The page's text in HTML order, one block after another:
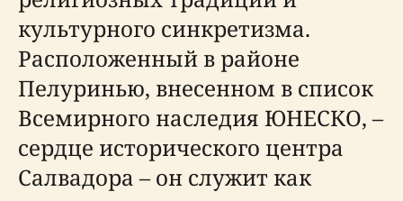
культурного синкретизма.
Расположенный в районе
Пелуринью, внесенном в список
Всемирного наследия ЮНЕСКО, –
сердце исторического центра
Салвадора – он служит как